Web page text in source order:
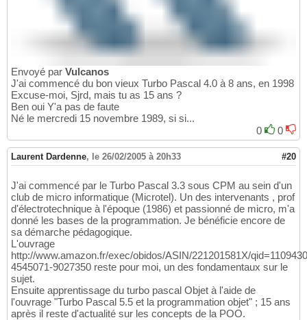
Envoyé par Vulcanos
J'ai commencé du bon vieux Turbo Pascal 4.0 à 8 ans, en 1998
Excuse-moi, Sjrd, mais tu as 15 ans ?
Ben oui Y'a pas de faute
Né le mercredi 15 novembre 1989, si si...
0
0
Laurent Dardenne, le 26/02/2005 à 20h33 #20
J'ai commencé par le Turbo Pascal 3.3 sous CPM au sein d'un
club de micro informatique (Microtel). Un des intervenants , prof
d'électrotechnique à l'époque (1986) et passionné de micro, m'a
donné les bases de la programmation. Je bénéficie encore de
sa démarche pédagogique.
L'ouvrage
http://www.amazon.fr/exec/obidos/ASIN/221201581X/
4545071-9027350 reste pour moi, un des fondamentaux sur le
sujet.
Ensuite apprentissage du turbo pascal Objet à l'aide de
l'ouvrage "Turbo Pascal 5.5 et la programmation objet" ; 15 ans
après il reste d'actualité sur les concepts de la POO.